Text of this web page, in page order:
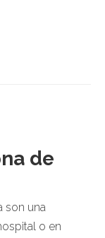
de
son una
o en